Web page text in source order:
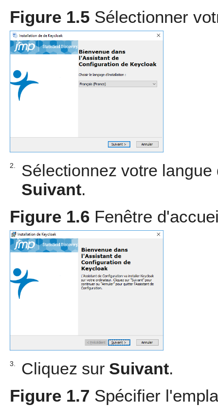
Figure 1.5 Sélectionner
2.
Sélectionnez votre
Suivant.
Figure 1.6 Fenêtre
3. Cliquez sur Suivant.
Figure 1.7 Spécifier